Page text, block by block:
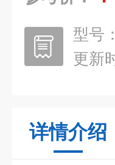
型号：
更新
详情介绍